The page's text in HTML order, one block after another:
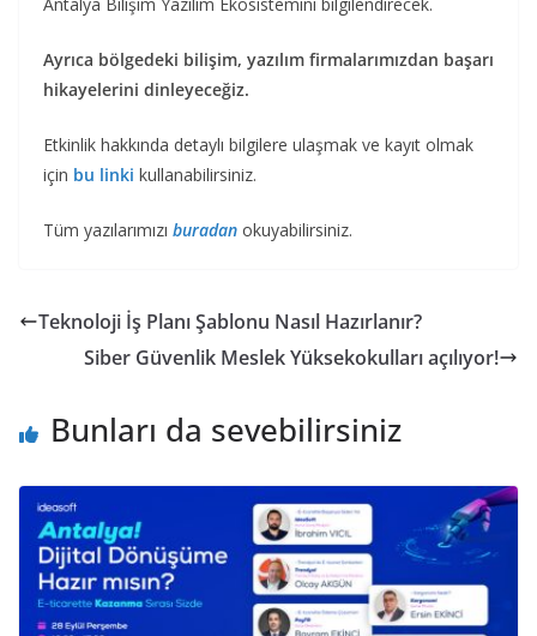
Ayrıca bölgedeki bilişim, yazılım firmalarımızdan başarı
hikayelerini dinleyeceğiz.
Etkinlik hakkında detaylı bilgilere ulaşmak ve kayıt olmak
için bu linki kullanabilirsiniz.
Tüm yazılarımızı buradan okuyabilirsiniz.
Teknoloji İş Planı Şablonu Nasıl Hazırlanır?
Siber Güvenlik Meslek Yüksekokulları açılıyor!
Bunları da sevebilirsiniz